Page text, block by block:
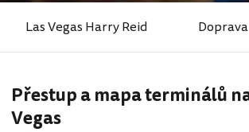
Las Vegas Harry Reid Doprava
Přestup a mapa terminálů
Vegas